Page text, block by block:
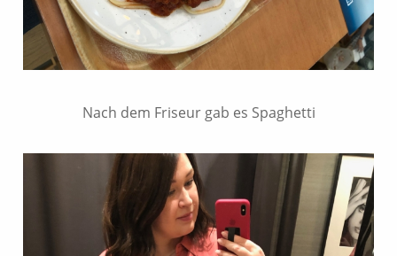
Nach dem Friseur gab es Spaghetti